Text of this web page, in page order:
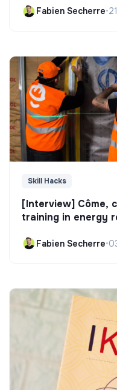
Fabien Secherre•
Skill Hacks
[Interview] Côme,
training in energy
Fabien Secherre•